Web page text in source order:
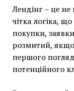
Лендінг – це
чітка логіка,
покупки,
розмитий,
першого
потенційного